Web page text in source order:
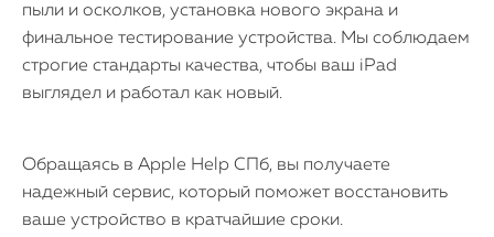
пыли и осколков, установка нового экрана и
финальное тестирование устройства. Мы соблюдаем
строгие стандарты качества, чтобы ваш iPad
выглядел и работал как новый.
Обращаясь в Apple Help СПб, вы получаете
надежный сервис, который поможет восстановить
ваше устройство в кратчайшие сроки.